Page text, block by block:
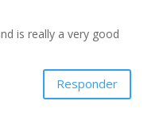
is really a very good
Responder